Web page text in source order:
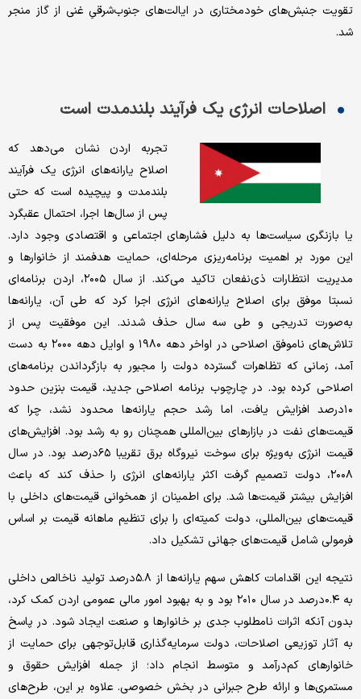
تقویت جنبش‌های خودمختاری در ایالت‌های جنوب‌شرقیِ غنی از گاز منجر
شد.
اصلاحات انرژی یک فرآیند بلند‌مدت‌ است
تجربه اردن نشان می‌دهد که
اصلاح یارانه‌های انرژی یک فرآیند
بلندمدت و پیچیده است که حتی
پس از سال‌ها اجرا، احتمال عقبگرد
یا بازنگری سیاست‌ها به دلیل فشارهای اجتماعی و اقتصادی وجود دارد.
این مورد بر اهمیت برنامه‌ریزی مرحله‌ای، حمایت هدفمند از خانوارها و
مدیریت انتظارات ذی‌نفعان تاکید می‌کند. از سال ۲۰۰۵، اردن برنامه‌ای
نسبتا موفق برای اصلاح یارانه‌های انرژی اجرا کرد که طی آن، یارانه‌ها
به‌صورت تدریجی و طی سه سال حذف شدند. این موفقیت پس از
تلاش‌های ناموفق اصلاحی در اواخر دهه ۱۹۸۰ و اوایل دهه ۲۰۰۰ به دست
آمد، زمانی که تظاهرات گسترده دولت را مجبور به بازگرداندن برنامه‌های
اصلاحی کرده بود. در چارچوب برنامه اصلاحی جدید، قیمت بنزین حدود
۱۰‌درصد افزایش یافت، اما رشد حجم یارانه‌ها محدود نشد، چرا که
قیمت‌های نفت در بازارهای بین‌المللی همچنان رو به رشد بود. افزایش‌های
قیمت انرژی به‌ویژه برای سوخت نیروگاه برق تقریبا ۶۵‌درصد بود. در سال
۲۰۰۸، دولت تصمیم گرفت اکثر یارانه‌های انرژی را حذف کند که باعث
افزایش بیشتر قیمت‌ها شد. برای اطمینان از همخوانی قیمت‌های داخلی با
قیمت‌های بین‌المللی، دولت کمیته‌ای را برای تنظیم ماهانه قیمت بر اساس
فرمولی شامل قیمت‌های جهانی تشکیل داد.
نتیجه این اقدامات کاهش سهم یارانه‌ها از ۵.۸درصد تولید ناخالص داخلی
به ۰.۴درصد در سال ۲۰۱۰ بود و به بهبود امور مالی عمومی اردن کمک کرد،
بدون آنکه اثرات نامطلوب جدی بر خانوارها و صنعت ایجاد شود. در پاسخ
به آثار توزیعی اصلاحات، دولت سرمایه‌گذاری قابل‌توجهی برای حمایت از
خانوارهای کم‌درآمد و متوسط انجام داد؛ از جمله افزایش حقوق و
مستمری‌ها و ارائه طرح جبرانی در بخش خصوصی. علاوه بر این، طرح‌های